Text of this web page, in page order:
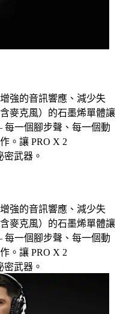
強的音訊響應、減少失
麥克風）的石墨烯單體讓
一個腳步聲、每一個動
。讓 PRO X 2
武器。
強的音訊響應、減少失
麥克風）的石墨烯單體讓
一個腳步聲、每一個動
。讓 PRO X 2
武器。